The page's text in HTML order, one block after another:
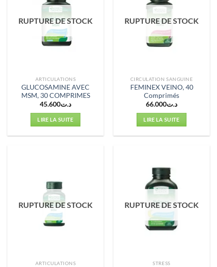
RUPTURE DE STOCK
ARTICULATIONS
GLUCOSAMINE AVEC
MSM, 30 COMPRIMES
د.ت45.600
LIRE LA SUITE
RUPTURE DE STOCK
CIRCULATION SANGUINE
FEMINEX VEINO, 40
Comprimés
د.ت66.000
LIRE LA SUITE
RUPTURE DE STOCK
ARTICULATIONS
RUPTURE DE STOCK
STRESS